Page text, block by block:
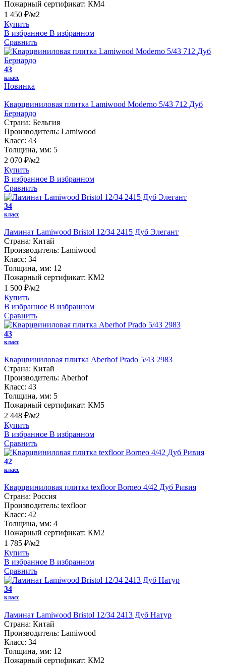
Пожарный сертификат: КМ4
1 450 ₽/м2
Купить
В избранное В избранном
Сравнить
43
класс
Новинка
Кварцвиниловая плитка Lamiwood Moderno 5/43 712 Дуб
Бернардо
Страна: Бельгия
Производитель: Lamiwood
Класс: 43
Толщина, мм: 5
2 070 ₽/м2
Купить
В избранное В избранном
Сравнить
34
класс
Ламинат Lamiwood Bristol 12/34 2415 Дуб Элегант
Страна: Китай
Производитель: Lamiwood
Класс: 34
Толщина, мм: 12
Пожарный сертификат: КМ2
1 500 ₽/м2
Купить
В избранное В избранном
Сравнить
43
класс
Кварцвиниловая плитка Aberhof Prado 5/43 2983
Страна: Китай
Производитель: Aberhof
Класс: 43
Толщина, мм: 5
Пожарный сертификат: КМ5
2 448 ₽/м2
Купить
В избранное В избранном
Сравнить
42
класс
Кварцвиниловая плитка texfloor Borneo 4/42 Дуб Ривия
Страна: Россия
Производитель: texfloor
Класс: 42
Толщина, мм: 4
Пожарный сертификат: КМ2
1 785 ₽/м2
Купить
В избранное В избранном
Сравнить
34
класс
Ламинат Lamiwood Bristol 12/34 2413 Дуб Натур
Страна: Китай
Производитель: Lamiwood
Класс: 34
Толщина, мм: 12
Пожарный сертификат: КМ2